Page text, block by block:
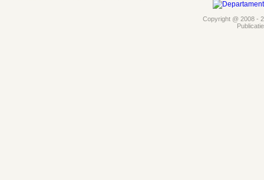
Copyright @ 2008 -